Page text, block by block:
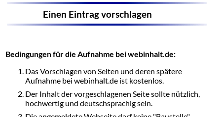
Einen Eintrag vorschlagen
Bedingungen für die Aufnahme bei webinhalt.de:
Das Vorschlagen von Seiten und deren spätere
Aufnahme bei webinhalt.de ist kostenlos.
Der Inhalt der vorgeschlagenen Seite sollte nützlich,
hochwertig und deutschsprachig sein.